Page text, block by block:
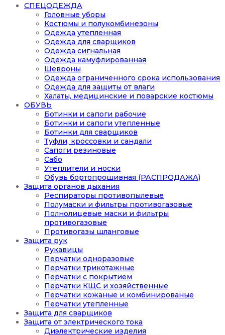
СПЕЦОДЕЖДА
Головные уборы
Костюмы и полукомбинезоны
Одежда утепленная
Одежда для сварщиков
Одежда сигнальная
Одежда камуфлированная
Шевроны
Одежда ограниченного срока использования
Одежда для защиты от влаги
Халаты, медицинские и поварские костюмы
ОБУВЬ
Ботинки и сапоги рабочие
Ботинки и сапоги утепленные
Ботинки для сварщиков
Туфли, кроссовки и сандали
Сапоги резиновые
Сабо
Утеплители и носки
Обувь бортопрошивная (РАСПРОДАЖА)
Защита органов дыхания
Респираторы противопылевые
Полумаски и фильтры противогазовые
Полнолицевые маски и фильтры
противогазовые
Противогазы шланговые
Защита рук
Рукавицы
Перчатки одноразовые
Перчатки трикотажные
Перчатки с покрытием
Перчатки КЩС и хозяйственные
Перчатки кожаные и комбинированые
Перчатки утепленные
Защита для сварщиков
Защита от электрического тока
Диэлектрические изделия